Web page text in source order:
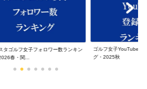
タゴルフ女子フォロワー数ランキン
春・関...
ゴルフ女子YouTube登
グ・2025秋